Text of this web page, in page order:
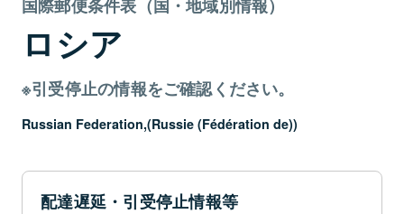
国際郵便条件表（国・地域別情報）
ロシア
※引受停止の情報をご確認ください。
Russian Federation,(Russie (Fédération de))
配達遅延・引受停止情報等